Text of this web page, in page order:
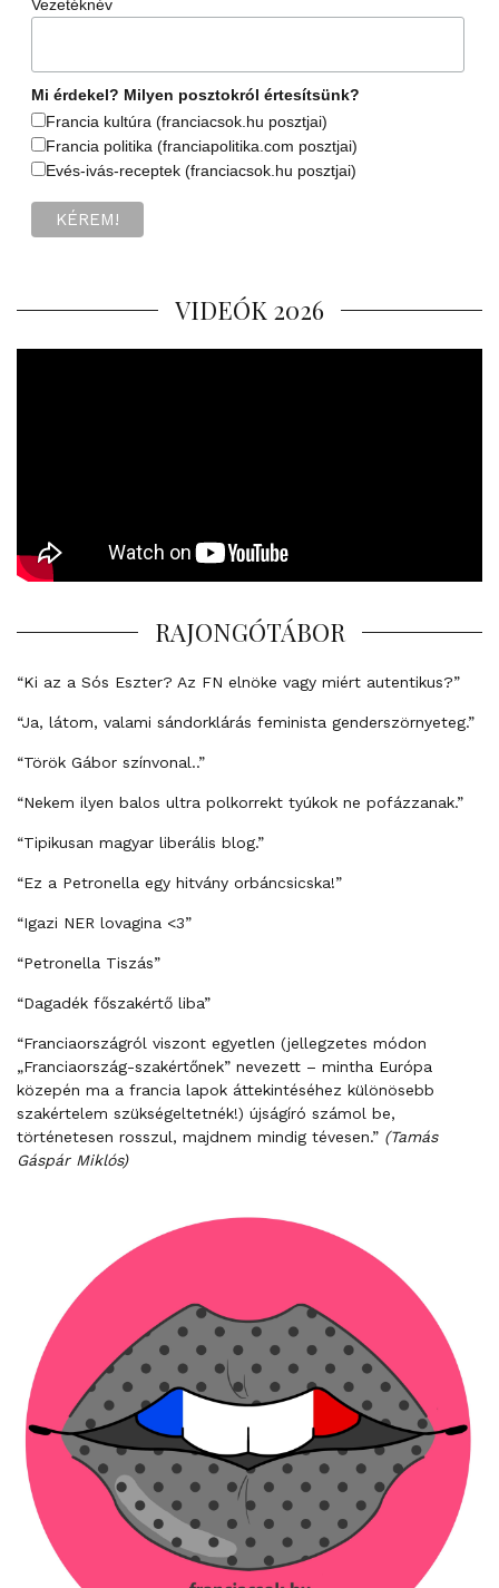
Vezetéknév
Mi érdekel? Milyen posztokról értesítsünk?
Francia kultúra (franciacsok.hu posztjai)
Francia politika (franciapolitika.com posztjai)
Evés-ivás-receptek (franciacsok.hu posztjai)
VIDEÓK 2026
RAJONGÓTÁBOR
“Ki az a Sós Eszter? Az FN elnöke vagy miért autentikus?”
“Ja, látom, valami sándorklárás feminista genderszörnyeteg.”
“Török Gábor színvonal..”
“Nekem ilyen balos ultra polkorrekt tyúkok ne pofázzanak.”
“Tipikusan magyar liberális blog.”
“Ez a Petronella egy hitvány orbáncsicska!”
“Igazi NER lovagina <3”
“Petronella Tiszás”
“Dagadék főszakértő liba”
“Franciaországról viszont egyetlen (jellegzetes módon
„Franciaország-szakértőnek” nevezett – mintha Európa
közepén ma a francia lapok áttekintéséhez különösebb
szakértelem szükségeltetnék!) újságíró számol be,
történetesen rosszul, majdnem mindig tévesen.” (Tamás
Gáspár Miklós)